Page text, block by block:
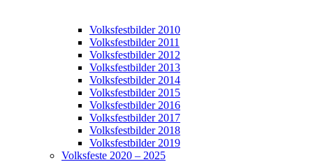
Volksfestbilder 2010
Volksfestbilder 2011
Volksfestbilder 2012
Volksfestbilder 2013
Volksfestbilder 2014
Volksfestbilder 2015
Volksfestbilder 2016
Volksfestbilder 2017
Volksfestbilder 2018
Volksfestbilder 2019
Volksfeste 2020 – 2025